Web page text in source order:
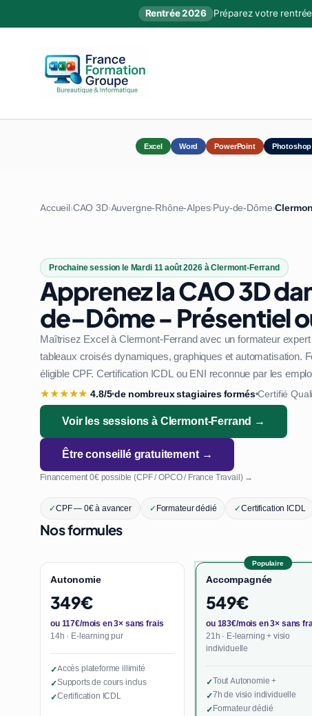
Rentrée 2026 Préparez votre
Excel Word PowerPoint Photoshop
Accueil›CAO 3D›Auvergne-Rhône-Alpes›Puy-de-Dôme›
Prochaine session le Mardi 11 août 2026 à Clermont-Ferrand
Apprenez la CAO 3D
de-Dôme - Présentiel
Maîtrisez Excel à Clermont-Ferrand avec un formateur
tableaux croisés dynamiques, graphiques et automatisation.
éligible CPF. Certification ICDL ou ENI reconnue par les
★★★★★ 4.8/5•de nombreux stagiaires formés•Certifié
Voir les sessions à Clermont-Ferrand →
Être conseillé gratuitement →
Financement 0€ possible (CPF / OPCO / France Travail) →
✓CPF — 0€ à avancer ✓Formateur dédié ✓Certification ICDL
Nos formules
Autonomie
349€
ou 117€/mois en 3× sans frais
14h · E-learning pur
✓Accès plateforme illimité
✓Supports de cours inclus
✓Certification ICDL
Populaire
Accompagnée
549€
ou 183€/mois en 3× sans
21h · E-learning + visio
individuelle
✓Tout Autonomie +
✓7h de visio individuelle
✓Formateur dédié